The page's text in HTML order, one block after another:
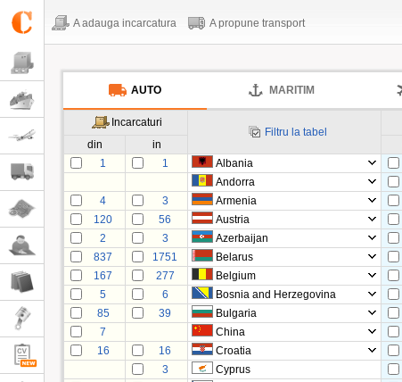
A adauga incarcatura A propune transport
AUTO MARITIM
Incarcaturi
Filtru la tabel
din
in
1
1 Albania
Andorra
4
3 Armenia
120
56 Austria
2
3 Azerbaijan
837
1751 Belarus
167
277 Belgium
5
6 Bosnia and Herzegovina
85
39 Bulgaria
7
China
16
16 Croatia
3
Cyprus